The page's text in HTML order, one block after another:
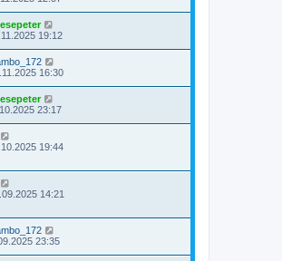
19:12
16:30
23:17
19:44
14:21
23:35